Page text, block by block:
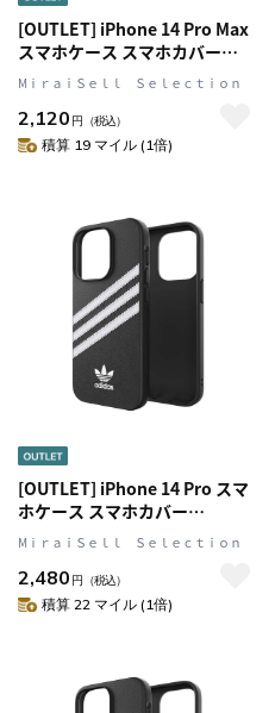
[OUTLET] iPhone 14 Pro Max
スマホケース スマホカバー
BASIC Black(ブラッ
ロゴ adidas Originals[アディダ
ス オリジナルス]
MⅰｒａｉＳｅｌｌ Ｓｅｌｅｃｔｉｏｎ
2,120 円 （税込）
積算 19 マイル (1倍)
[OUTLET] iPhone 14 Pro スマ
ホケース スマホカバー
SAMBA(サンバ)シリーズ ロゴ
Black(ブラック)/White(ホワイ
ト) adidas Originals[アディダ
ス オリジナルス]
MⅰｒａｉＳｅｌｌ Ｓｅｌｅｃｔｉｏｎ
2,480 円 （税込）
積算 22 マイル (1倍)